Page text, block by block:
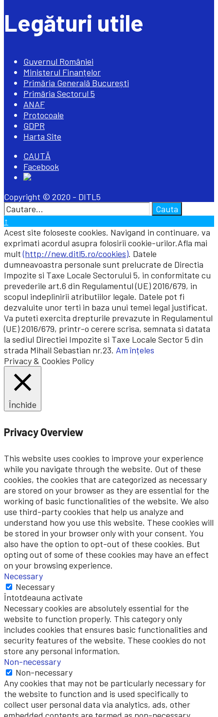
Legături utile
Guvernul României
Ministerul Finanțelor
Primăria Generală București
Primăria Sectorul 5
ANAF
Protocoale
GDPR
Harta Site
CAUTĂ
Search
Facebook
Copyright © 2020 - DITL5
Search
for:
Cauta
Close
Search
Window
↑
Acest site foloseste cookies. Navigand in continuare, va
exprimati acordul asupra folosirii cookie-urilor.Afla mai
mult(http://new.ditl5.ro/cookies). Datele
dumneavoastra personale sunt prelucrate de Directia
Impozite si Taxe Locale Sectorului 5, in conformitate cu
prevederile art.6 din Regulamentul (UE) 2016/679, in
scopul indeplinirii atributiilor legale. Datele pot fi
dezvaluite unor terti in baza unui temei legal justificat.
Va puteti exercita drepturile prevazute in Regulamentul
(UE) 2016/679, printr-o cerere scrisa, semnata si datata
la sediul Directiei Impozite si Taxe Locale Sector 5 din
strada Mihail Sebastian nr.23. Am înțeles
Privacy & Cookies Policy
Închide
Privacy Overview
This website uses cookies to improve your experience
while you navigate through the website. Out of these
cookies, the cookies that are categorized as necessary
are stored on your browser as they are essential for the
working of basic functionalities of the website. We also
use third-party cookies that help us analyze and
understand how you use this website. These cookies will
be stored in your browser only with your consent. You
also have the option to opt-out of these cookies. But
opting out of some of these cookies may have an effect
on your browsing experience.
Necessary
Necessary
Întotdeauna activate
Necessary cookies are absolutely essential for the
website to function properly. This category only
includes cookies that ensures basic functionalities and
security features of the website. These cookies do not
store any personal information.
Non-necessary
Non-necessary
Any cookies that may not be particularly necessary for
the website to function and is used specifically to
collect user personal data via analytics, ads, other